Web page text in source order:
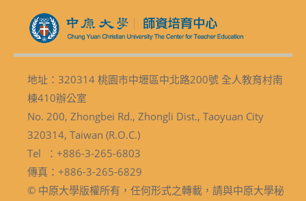
地址：320314 桃園市中壢區中北路200號 全人教育村南
棟410辦公室
No. 200, Zhongbei Rd., Zhongli Dist., Taoyuan City
320314, Taiwan (R.O.C.)
Tel ：+886-3-265-6803
傳真：+886-3-265-6829
© 中原大學版權所有，任何形式之轉載，請與中原大學秘